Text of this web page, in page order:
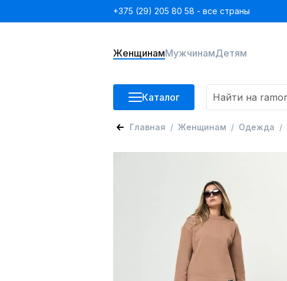
+375 (29) 205 80 58 - все страны
ЖенщинамМужчинамДетям
Каталог
Главная Женщинам Одежда